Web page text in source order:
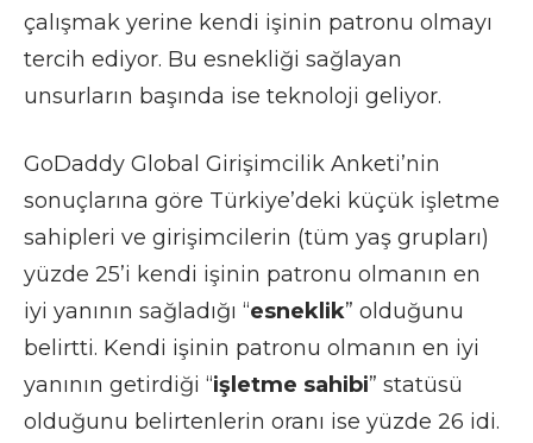
çalışmak yerine kendi işinin patronu olmayı
tercih ediyor. Bu esnekliği sağlayan
unsurların başında ise teknoloji geliyor.
GoDaddy Global Girişimcilik Anketi’nin
sonuçlarına göre Türkiye’deki küçük işletme
sahipleri ve girişimcilerin (tüm yaş grupları)
yüzde 25’i kendi işinin patronu olmanın en
iyi yanının sağladığı “esneklik” olduğunu
belirtti. Kendi işinin patronu olmanın en iyi
yanının getirdiği “işletme sahibi” statüsü
olduğunu belirtenlerin oranı ise yüzde 26 idi.